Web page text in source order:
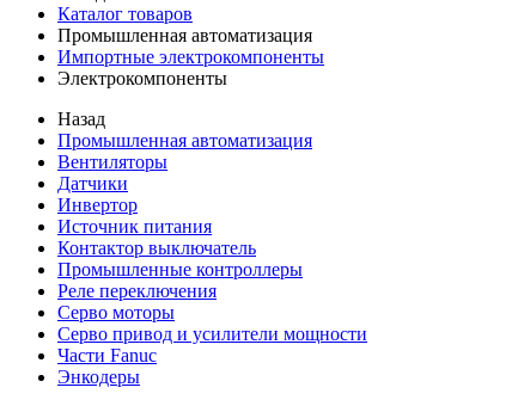
Каталог товаров
Промышленная автоматизация
Импортные электрокомпоненты
Электрокомпоненты
Назад
Промышленная автоматизация
Вентиляторы
Датчики
Инвертор
Источник питания
Контактор выключатель
Промышленные контроллеры
Реле переключения
Серво моторы
Серво привод и усилители мощности
Части Fanuc
Энкодеры